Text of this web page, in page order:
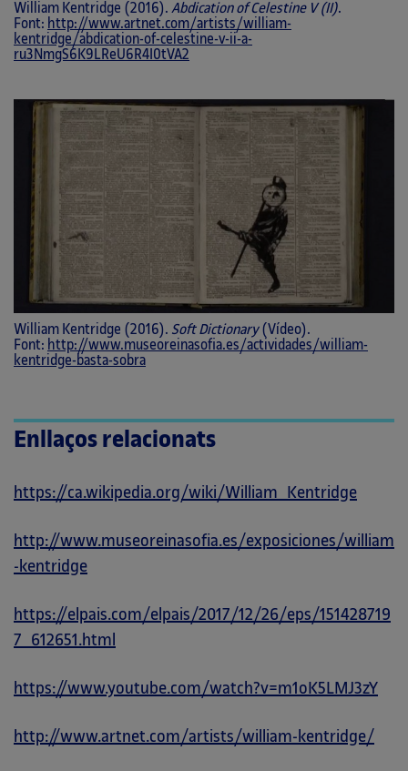
William Kentridge (2016). Abdication of Celestine V (II).
Font: http://www.artnet.com/artists/william-
kentridge/abdication-of-celestine-v-ii-a-
ru3NmgS6K9LReU6R4I0tVA2
William Kentridge (2016). Soft Dictionary(Vídeo).
Font: http://www.museoreinasofia.es/actividades/william-
kentridge-basta-sobra
Enllaços relacionats
https://ca.wikipedia.org/wiki/William_Kentridge
http://www.museoreinasofia.es/exposiciones/william
-kentridge
https://elpais.com/elpais/2017/12/26/eps/151428719
7_612651.html
https://www.youtube.com/watch?v=m1oK5LMJ3zY
http://www.artnet.com/artists/william-kentridge/